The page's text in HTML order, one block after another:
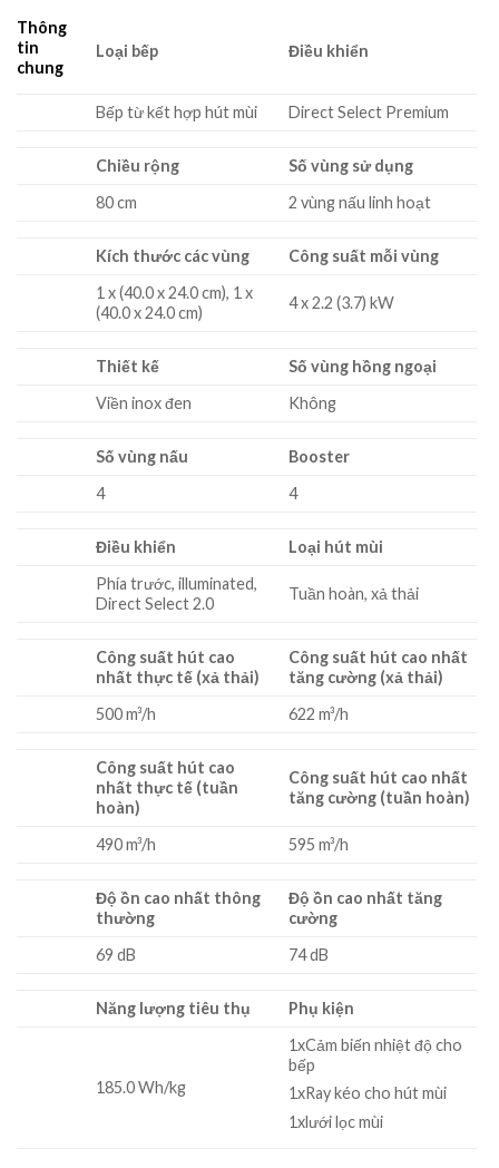
Thông
tin
chung
Loại bếp Điều khiển
Bếp từ kết hợp hút mùi Direct Select Premium
Chiều rộng
Số vùng sử dụng
80 cm
2 vùng nấu linh hoạt
Kích thước các vùng
Công suất mỗi vùng
1 x (40.0 x 24.0 cm), 1 x
(40.0 x 24.0 cm)
4 x 2.2 (3.7) kW
Thiết kế
Số vùng hồng ngoại
Viền inox đen
Không
Số vùng nấu
Booster
4
4
Điều khiển
Loại hút mùi
Phía trước, illuminated,
Direct Select 2.0
Tuần hoàn, xả thải
Công suất hút cao
nhất thực tế (xả thải)
Công suất hút cao nhất
tăng cường (xả thải)
500 m³/h
622 m³/h
Công suất hút cao
nhất thực tế (tuần
hoàn)
Công suất hút cao nhất
tăng cường (tuần hoàn)
490 m³/h 595 m³/h
Độ ồn cao nhất thông
thường
Độ ồn cao nhất tăng
cường
69 dB
74 dB
Năng lượng tiêu thụ Phụ kiện
185.0 Wh/kg
1xCảm biến nhiệt độ cho
bếp
1xRay kéo cho hút mùi
1xlưới lọc mùi